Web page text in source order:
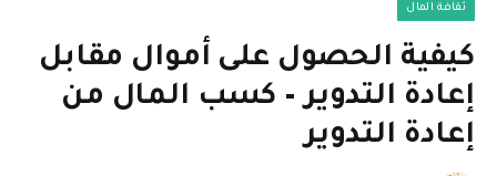
ثقافة المال
كيفية الحصول على أموال مقابل
إعادة التدوير – كسب المال من
إعادة التدوير